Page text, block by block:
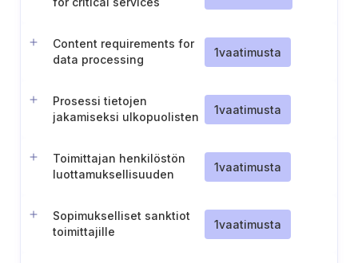
Content requirements for
data processing
1vaatimusta
Prosessi tietojen
jakamiseksi ulkopuolisten
1vaatimusta
Toimittajan henkilöstön
luottamuksellisuuden
1vaatimusta
Sopimukselliset sanktiot
toimittajille
1vaatimusta